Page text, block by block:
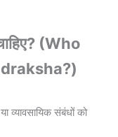
(Who
व्यावसायिक संबंधों को